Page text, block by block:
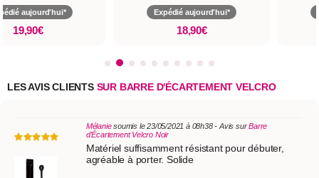
aujourd'hui*
19,90€
Expédié aujourd'hui*
18,90€
LES AVIS CLIENTSSUR BARRE D'ÉCARTEMENT VELCRO
Mélaniesoumis le 23/05/2021 à 08h38 - Avis surBarre
d'Écartement Velcro Noir
Matériel suffisamment résistant pour débuter,
agréable à porter. Solide